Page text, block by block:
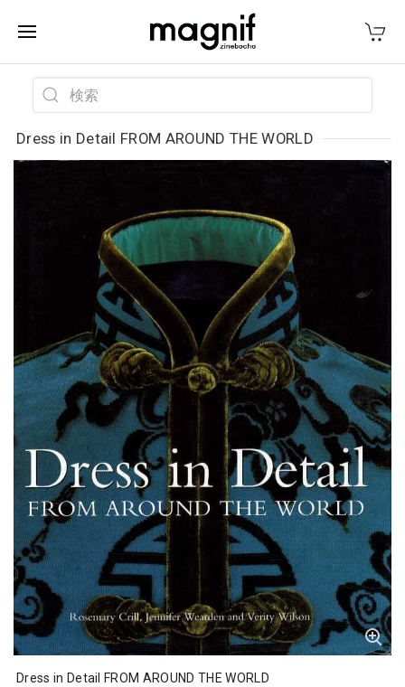
Dress in Detail FROM AROUND THE WORLD
Dress in Detail FROM AROUND THE WORLD